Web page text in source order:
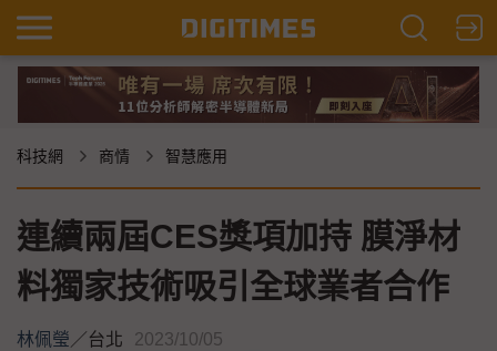
科技網 商情 智慧應用
連續兩屆CES獎項加持 膜淨材
料獨家技術吸引全球業者合作
林佩瑩／台北 2023/10/05